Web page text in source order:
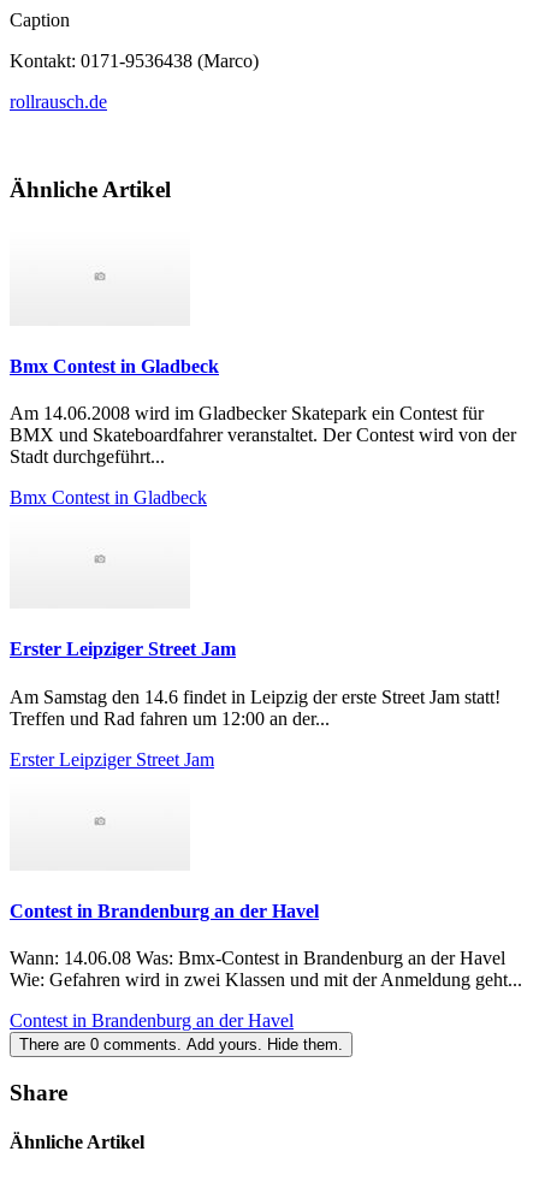
Caption
Kontakt: 0171-9536438 (Marco)
rollrausch.de
Ähnliche Artikel
Bmx Contest in Gladbeck
Am 14.06.2008 wird im Gladbecker Skatepark ein Contest für
BMX und Skateboardfahrer veranstaltet. Der Contest wird von der
Stadt durchgeführt...
Bmx Contest in Gladbeck
Erster Leipziger Street Jam
Am Samstag den 14.6 findet in Leipzig der erste Street Jam statt!
Treffen und Rad fahren um 12:00 an der...
Erster Leipziger Street Jam
Contest in Brandenburg an der Havel
Wann: 14.06.08 Was: Bmx-Contest in Brandenburg an der Havel
Wie: Gefahren wird in zwei Klassen und mit der Anmeldung geht...
Contest in Brandenburg an der Havel
There are 0 comments. Add yours. Hide them.
Share
Ähnliche Artikel